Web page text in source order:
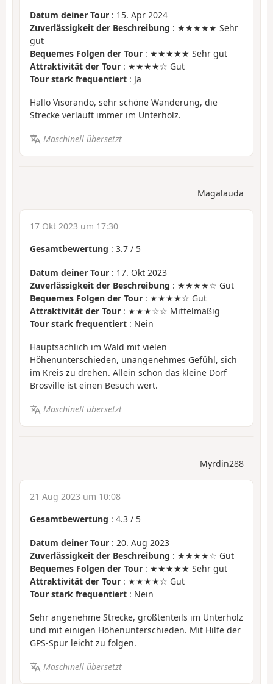
Datum deiner Tour : 15. Apr 2024
Zuverlässigkeit der Beschreibung : ★★★★★ Sehr
gut
Bequemes Folgen der Tour : ★★★★★ Sehr gut
Attraktivität der Tour : ★★★★☆ Gut
Tour stark frequentiert : Ja
Hallo Visorando, sehr schöne Wanderung, die
Strecke verläuft immer im Unterholz.
Maschinell übersetzt
Magalauda
17 Okt 2023 um 17:30
Gesamtbewertung : 3.7 / 5
Datum deiner Tour : 17. Okt 2023
Zuverlässigkeit der Beschreibung : ★★★★☆ Gut
Bequemes Folgen der Tour : ★★★★☆ Gut
Attraktivität der Tour : ★★★☆☆ Mittelmäßig
Tour stark frequentiert : Nein
Hauptsächlich im Wald mit vielen
Höhenunterschieden, unangenehmes Gefühl, sich
im Kreis zu drehen. Allein schon das kleine Dorf
Brosville ist einen Besuch wert.
Maschinell übersetzt
Myrdin288
21 Aug 2023 um 10:08
Gesamtbewertung : 4.3 / 5
Datum deiner Tour : 20. Aug 2023
Zuverlässigkeit der Beschreibung : ★★★★☆ Gut
Bequemes Folgen der Tour : ★★★★★ Sehr gut
Attraktivität der Tour : ★★★★☆ Gut
Tour stark frequentiert : Nein
Sehr angenehme Strecke, größtenteils im Unterholz
und mit einigen Höhenunterschieden. Mit Hilfe der
GPS-Spur leicht zu folgen.
Maschinell übersetzt